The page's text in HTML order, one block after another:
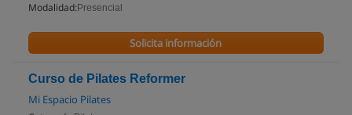
Modalidad: Presencial
Solicita información
Curso de Pilates Reformer
Mi Espacio Pilates